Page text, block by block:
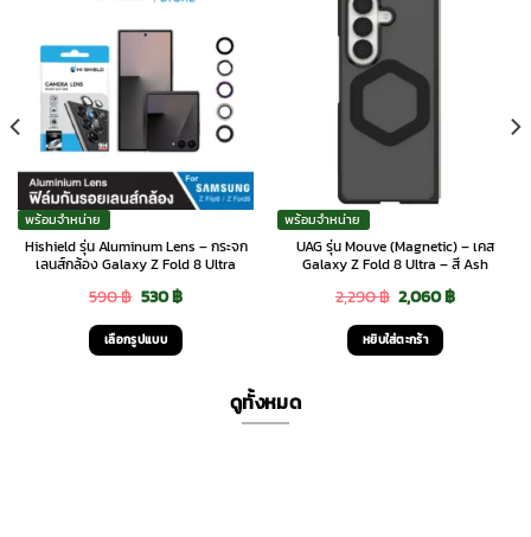
พร้อมจำหน่าย
Hishield รุ่น Aluminum Lens – กระจก
เลนส์กล้อง Galaxy Z Fold 8 Ultra
590฿ Original
price
was:
530฿Current
price
เลือกรูปแบบ
พร้อมจำหน่าย
UAG รุ่น Mouve (Magnetic) – เคส
Galaxy Z Fold 8 Ultra – สี Ash
2,290฿ Original
price
was:
2,060฿Current
หยิบใส่ตะกร้า
ดูทั้งหมด